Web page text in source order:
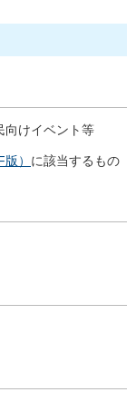
向けイベント等
） に該当するもの